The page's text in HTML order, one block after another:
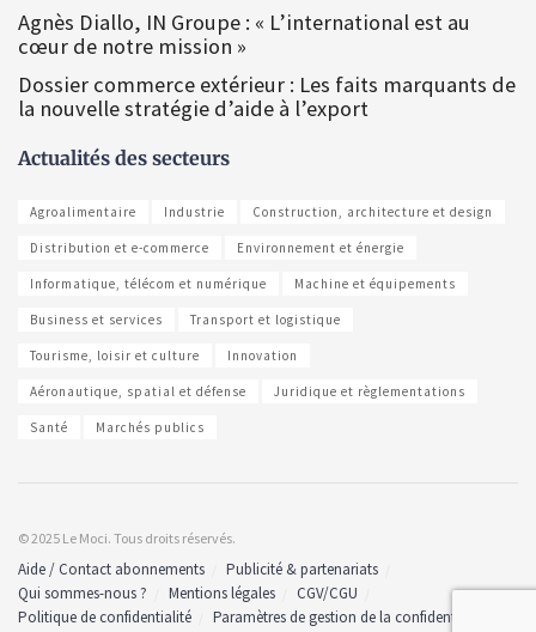
Agnès Diallo, IN Groupe : « L’international est au
cœur de notre mission »
Dossier commerce extérieur : Les faits marquants de
la nouvelle stratégie d’aide à l’export
Actualités des secteurs
Agroalimentaire Industrie Construction, architecture et design
Distribution et e-commerce Environnement et énergie
Informatique, télécom et numérique Machine et équipements
Business et services Transport et logistique
Tourisme, loisir et culture Innovation
Aéronautique, spatial et défense Juridique et règlementations
Santé Marchés publics
© 2025 Le Moci. Tous droits réservés.
Aide / Contact abonnements
Publicité & partenariats
Qui sommes-nous ?
Mentions légales
CGV/CGU
Politique de confidentialité
Paramètres de gestion de la confidentialité